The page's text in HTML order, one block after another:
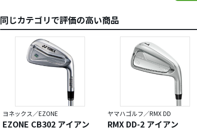
同じカテゴリで評価の高い商品
ヨネックス／EZONE
EZONE CB302 アイアン
ヤマハゴルフ／RMX DD
RMX DD-2 アイアン